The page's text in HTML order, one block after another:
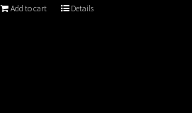
Add to cart Details